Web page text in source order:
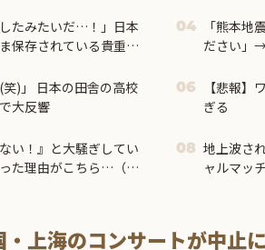
たみたいだ…！」日本
保存されている貴重な
04
「熊本地
ださい」
がまさに
)」 日本の田舎の高校
大反響
06
【悲報
ぎる
い！』と大騒ぎしてい
た理由がこちら…（ブ
08 地上波さ
ャルマッ
上海のコンサートが中止